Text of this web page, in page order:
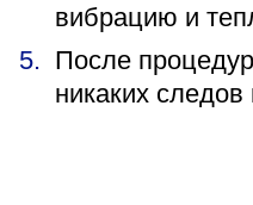
вибрацию и
После
никаких следов